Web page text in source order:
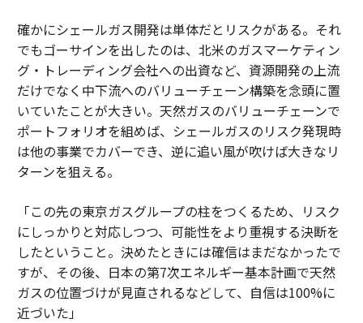
確かにシェールガス開発は単体だとリスクがある。それ
でもゴーサインを出したのは、北米のガスマーケティン
グ・トレーディング会社への出資など、資源開発の上流
だけでなく中下流へのバリューチェーン構築を念頭に置
いていたことが大きい。天然ガスのバリューチェーンで
ポートフォリオを組めば、シェールガスのリスク発現時
は他の事業でカバーでき、逆に追い風が吹けば大きなリ
ターンを狙える。
「この先の東京ガスグループの柱をつくるため、リスク
にしっかりと対応しつつ、可能性をより重視する決断を
したということ。決めたときには確信はまだなかったで
すが、その後、日本の第7次エネルギー基本計画で天然
ガスの位置づけが見直されるなどして、自信は100%に
近づいた」